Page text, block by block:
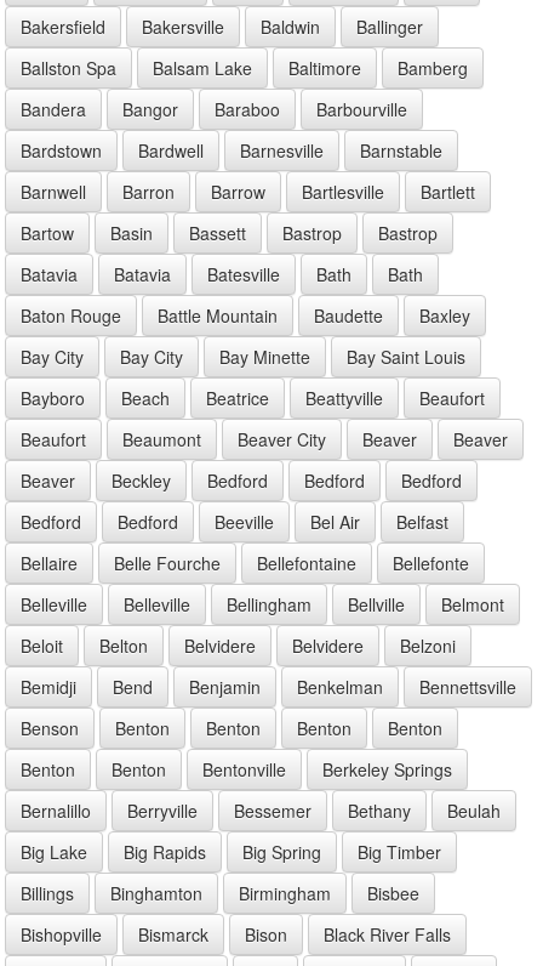
Bakersfield
Bakersville Baldwin
Ballinger
Ballston Spa
Balsam Lake Baltimore
Bamberg
Bandera
Bangor Baraboo
Barbourville
Bardstown
Bardwell Barnesville
Barnstable
Barnwell
Barron Barrow Bartlesville
Bartlett
Bartow
Basin Bassett Bastrop
Bastrop
Batavia
Batavia Batesville Bath
Bath
Baton Rouge
Battle Mountain Baudette
Baxley
Bay City
Bay City Bay Minette
Bay Saint Louis
Bayboro
Beach Beatrice Beattyville
Beaufort
Beaufort
Beaumont Beaver City Beaver
Beaver
Beaver
Beckley Bedford Bedford
Bedford
Bedford
Bedford Beeville Bel Air
Belfast
Bellaire
Belle Fourche Bellefontaine
Bellefonte
Belleville
Belleville Bellingham Bellville
Belmont
Beloit
Belton Belvidere Belvidere
Belzoni
Bemidji
Bend Benjamin Benkelman
Bennettsville
Benson
Benton Benton Benton
Benton
Benton
Benton Bentonville
Berkeley Springs
Bernalillo
Berryville Bessemer Bethany
Beulah
Big Lake
Big Rapids Big Spring
Big Timber
Billings
Binghamton Birmingham
Bisbee
Bishopville
Bismarck Bison
Black River Falls